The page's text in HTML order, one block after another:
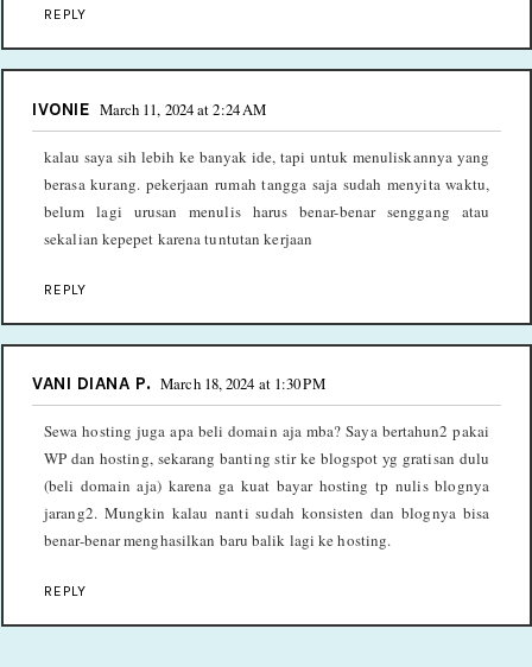
REPLY
IVONIE March 11, 2024 at 2:24 AM
kalau saya sih lebih ke banyak ide, tapi untuk menuliskannya yang
berasa kurang. pekerjaan rumah tangga saja sudah menyita waktu,
belum lagi urusan menulis harus benar-benar senggang atau
sekalian kepepet karena tuntutan kerjaan
REPLY
VANI DIANA P. March 18, 2024 at 1:30 PM
Sewa hosting juga apa beli domain aja mba? Saya bertahun2 pakai
WP dan hosting, sekarang banting stir ke blogspot yg gratisan dulu
(beli domain aja) karena ga kuat bayar hosting tp nulis blognya
jarang2. Mungkin kalau nanti sudah konsisten dan blognya bisa
benar-benar menghasilkan baru balik lagi ke hosting.
REPLY